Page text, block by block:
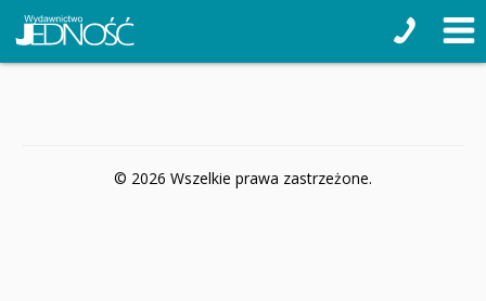
© 2026 Wszelkie prawa zastrzeżone.